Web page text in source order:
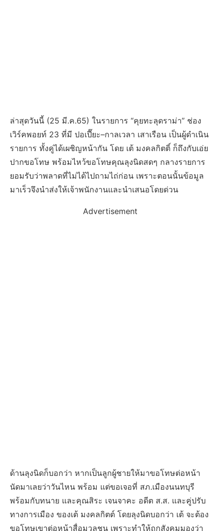
ล่าสุดวันนี้ (25 มี.ค.65) ในรายการ “คุยทะลุดราม่า” ช่อง
เวิร์คพอยท์ 23 ที่มี ปอเปี๊ยะ–กาลเวลา เสาเรือน เป็นผู้ดำเนิน
รายการ ทั้งคู่ได้เผชิญหน้ากัน ​โดย เต้ มงคลกิตติ์ ก็ถึงกับเอ่ย
ปากขอโทษ พร้อมไหว้ขอโทษคุณลุงนิดสดๆ กลางรายการ
ยอมรับว่าพลาดที่ไม่ได้ไปถามไถ่ก่อน เพราะตอนนั้นข้อมูล
มาเร็วจึงนำส่งให้เจ้าพนักงานและนำเสนอโดยด่วน
Advertisement
ด้านลุงนิดก็บอกว่า หากเป็นลูกผู้ชายให้มาขอโทษต่อหน้า
นัดมาเลยว่าวันไหน พร้อม แต่ขอเจอที่ สภ.เมืองนนทบุรี
พร้อมกับทนาย และคุณสิระ เจนจาคะ อดีต ส.ส. และคู่ปรับ
ทางการเมือง ของเต้ มงคลกิตต์ โดยลุงนิดบอกว่า เต้ จะต้อง
ขอโทษเขาต่อหน้าสื่อมวลชน เพราะทำให้ถูกสังคมมองว่า